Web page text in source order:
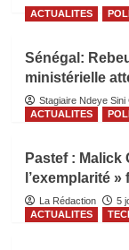
ACTUALITES
Sénégal:
ministérielle
Stagiaire Ndeye Sini
ACTUALITES
Pastef : Malick
l’exemplarité
La Rédaction
5
ACTUALITES